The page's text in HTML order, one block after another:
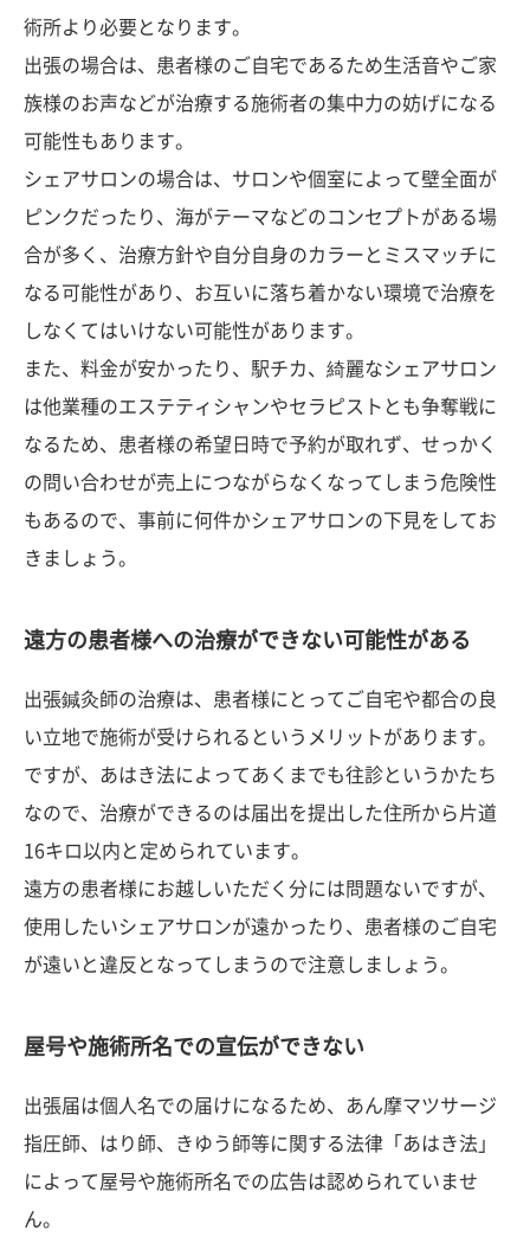
術所より必要となります。
出張の場合は、患者様のご自宅であるため生活音やご家
族様のお声などが治療する施術者の集中力の妨げになる
可能性もあります。
シェアサロンの場合は、サロンや個室によって壁全面が
ピンクだったり、海がテーマなどのコンセプトがある場
合が多く、治療方針や自分自身のカラーとミスマッチに
なる可能性があり、お互いに落ち着かない環境で治療を
しなくてはいけない可能性があります。
また、料金が安かったり、駅チカ、綺麗なシェアサロン
は他業種のエステティシャンやセラピストとも争奪戦に
なるため、患者様の希望日時で予約が取れず、せっかく
の問い合わせが売上につながらなくなってしまう危険性
もあるので、事前に何件かシェアサロンの下見をしてお
きましょう。
遠方の患者様への治療ができない可能性がある
出張鍼灸師の治療は、患者様にとってご自宅や都合の良
い立地で施術が受けられるというメリットがあります。
ですが、あはき法によってあくまでも往診というかたち
なので、治療ができるのは届出を提出した住所から片道
16キロ以内と定められています。
遠方の患者様にお越しいただく分には問題ないですが、
使用したいシェアサロンが遠かったり、患者様のご自宅
が遠いと違反となってしまうので注意しましょう。
屋号や施術所名での宣伝ができない
出張届は個人名での届けになるため、あん摩マツサージ
指圧師、はり師、きゆう師等に関する法律「あはき法」
によって屋号や施術所名での広告は認められていませ
ん。